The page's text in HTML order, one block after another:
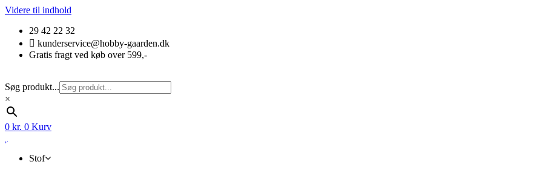
Videre til indhold
29 42 22 32
kunderservice@hobby-gaarden.dk
Gratis fragt ved køb over 599,-
Søg produkt...
×
0 kr. 0 Kurv
Stof